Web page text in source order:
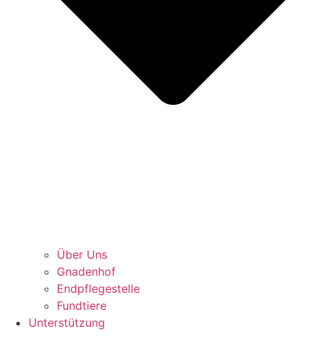
Über Uns
Gnadenhof
Endpflegestelle
Fundtiere
Unterstützung